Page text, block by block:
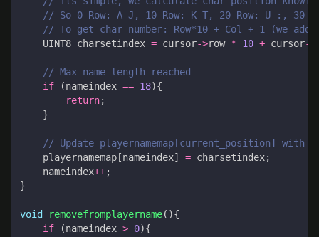
UINT8 charsetindex = cursor->row * 10 + cursor->
if
(nameindex == 18){
return;
}
playernamemap [nameindex] = charsetindex;
nameindex++;
}
void removefromplayername(){
if
(nameindex > 0){